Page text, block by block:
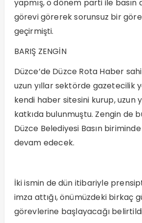
yapmış, o dönem parti ile basın
görevi görerek sorunsuz bir
geçirmişti.
BARIŞ ZENGİN
Düzce’de Düzce Rota Haber
uzun yıllar sektörde gazetecilik
kendi haber sitesini kurup, uzun
katkıda bulunmuştu. Zengin de
Düzce Belediyesi Basın
devam edecek.
İki ismin de dün itibariyle
imza attığı, önümüzdeki birkaç
görevlerine başlayacağı